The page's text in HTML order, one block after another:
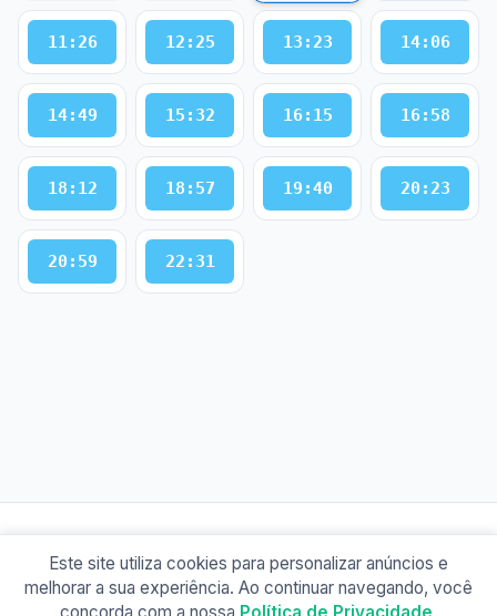
11:26 12:25 13:23 14:06
14:49 15:32 16:15 16:58
18:12 18:57 19:40 20:23
20:59 22:31
© 2026 Busão BR
Sobre Contato Política de Privacidade
Este site utiliza cookies para personalizar anúncios e
melhorar a sua experiência. Ao continuar navegando, você